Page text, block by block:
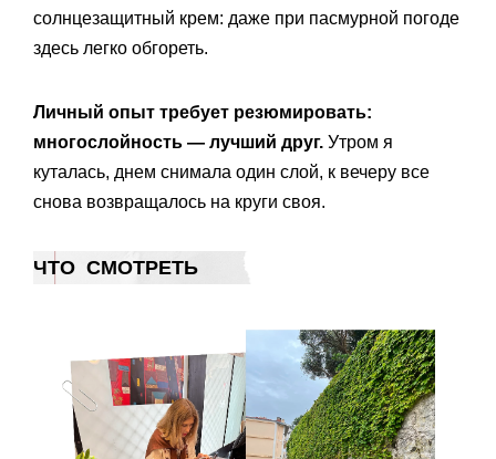
солнцезащитный крем: даже при пасмурной погоде
здесь легко обгореть.
Личный опыт требует резюмировать:
многослойность — лучший друг. Утром я
куталась, днем снимала один слой, к вечеру все
снова возвращалось на круги своя.
ЧТО СМОТРЕТЬ